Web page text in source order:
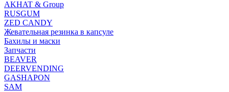
AKHAT & Group
RUSGUM
ZED CANDY
Жевательная резинка в капсуле
Бахилы и маски
Запчасти
BEAVER
DEERVENDING
GASHAPON
SAM